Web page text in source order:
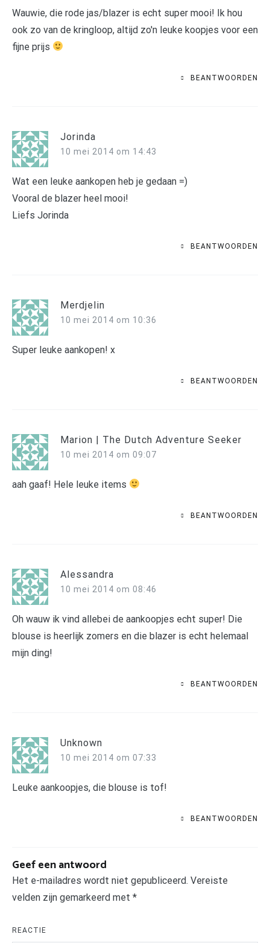
Wauwie, die rode jas/blazer is echt super mooi! Ik hou
ook zo van de kringloop, altijd zo'n leuke koopjes voor een
fijne prijs
BEANTWOORDEN
Jorinda
10 mei 2014 om 14:43
Wat een leuke aankopen heb je gedaan =)
Vooral de blazer heel mooi!
Liefs Jorinda
BEANTWOORDEN
Merdjelin
10 mei 2014 om 10:36
Super leuke aankopen! x
BEANTWOORDEN
Marion | The Dutch Adventure Seeker
10 mei 2014 om 09:07
aah gaaf! Hele leuke items
BEANTWOORDEN
Alessandra
10 mei 2014 om 08:46
Oh wauw ik vind allebei de aankoopjes echt super! Die
blouse is heerlijk zomers en die blazer is echt helemaal
mijn ding!
BEANTWOORDEN
Unknown
10 mei 2014 om 07:33
Leuke aankoopjes, die blouse is tof!
BEANTWOORDEN
Geef een antwoord
Het e-mailadres wordt niet gepubliceerd. Vereiste
velden zijn gemarkeerd met *
REACTIE